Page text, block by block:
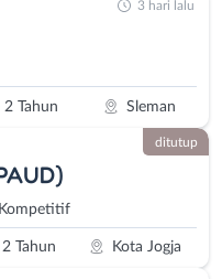
2 Tahun Sleman
3 hari lalu
Kompetitif
Tahun Kota Jogja
ditutup